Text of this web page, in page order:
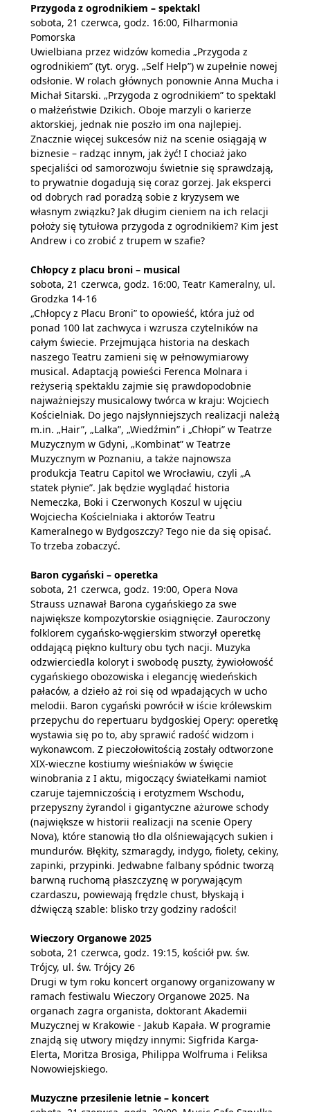
Przygoda z ogrodnikiem – spektakl
sobota, 21 czerwca, godz. 16:00, Filharmonia
Pomorska
Uwielbiana przez widzów komedia „Przygoda z
ogrodnikiem” (tyt. oryg. „Self Help”) w zupełnie nowej
odsłonie. W rolach głównych ponownie Anna Mucha i
Michał Sitarski. „Przygoda z ogrodnikiem” to spektakl
o małżeństwie Dzikich. Oboje marzyli o karierze
aktorskiej, jednak nie poszło im ona najlepiej.
Znacznie więcej sukcesów niż na scenie osiągają w
biznesie – radząc innym, jak żyć! I chociaż jako
specjaliści od samorozwoju świetnie się sprawdzają,
to prywatnie dogadują się coraz gorzej. Jak eksperci
od dobrych rad poradzą sobie z kryzysem we
własnym związku? Jak długim cieniem na ich relacji
położy się tytułowa przygoda z ogrodnikiem? Kim jest
Andrew i co zrobić z trupem w szafie?
Chłopcy z placu broni – musical
sobota, 21 czerwca, godz. 16:00, Teatr Kameralny, ul.
Grodzka 14-16
„Chłopcy z Placu Broni” to opowieść, która już od
ponad 100 lat zachwyca i wzrusza czytelników na
całym świecie. Przejmująca historia na deskach
naszego Teatru zamieni się w pełnowymiarowy
musical. Adaptacją powieści Ferenca Molnara i
reżyserią spektaklu zajmie się prawdopodobnie
najważniejszy musicalowy twórca w kraju: Wojciech
Kościelniak. Do jego najsłynniejszych realizacji należą
m.in. „Hair”, „Lalka”, „Wiedźmin” i „Chłopi” w Teatrze
Muzycznym w Gdyni, „Kombinat” w Teatrze
Muzycznym w Poznaniu, a także najnowsza
produkcja Teatru Capitol we Wrocławiu, czyli „A
statek płynie”. Jak będzie wyglądać historia
Nemeczka, Boki i Czerwonych Koszul w ujęciu
Wojciecha Kościelniaka i aktorów Teatru
Kameralnego w Bydgoszczy? Tego nie da się opisać.
To trzeba zobaczyć.
Baron cygański – operetka
sobota, 21 czerwca, godz. 19:00, Opera Nova
Strauss uznawał Barona cygańskiego za swe
największe kompozytorskie osiągnięcie. Zauroczony
folklorem cygańsko-węgierskim stworzył operetkę
oddającą piękno kultury obu tych nacji. Muzyka
odzwierciedla koloryt i swobodę puszty, żywiołowość
cygańskiego obozowiska i elegancję wiedeńskich
pałaców, a dzieło aż roi się od wpadających w ucho
melodii. Baron cygański powrócił w iście królewskim
przepychu do repertuaru bydgoskiej Opery: operetkę
wystawia się po to, aby sprawić radość widzom i
wykonawcom. Z pieczołowitością zostały odtworzone
XIX-wieczne kostiumy wieśniaków w święcie
winobrania z I aktu, migoczący światełkami namiot
czaruje tajemniczością i erotyzmem Wschodu,
przepyszny żyrandol i gigantyczne ażurowe schody
(największe w historii realizacji na scenie Opery
Nova), które stanowią tło dla olśniewających sukien i
mundurów. Błękity, szmaragdy, indygo, fiolety, cekiny,
zapinki, przypinki. Jedwabne falbany spódnic tworzą
barwną ruchomą płaszczyznę w porywającym
czardaszu, powiewają frędzle chust, błyskają i
dźwięczą szable: blisko trzy godziny radości!
Wieczory Organowe 2025
sobota, 21 czerwca, godz. 19:15, kościół pw. św.
Trójcy, ul. św. Trójcy 26
Drugi w tym roku koncert organowy organizowany w
ramach festiwalu Wieczory Organowe 2025. Na
organach zagra organista, doktorant Akademii
Muzycznej w Krakowie - Jakub Kapała. W programie
znajdą się utwory między innymi: Sigfrida Karga-
Elerta, Moritza Brosiga, Philippa Wolfruma i Feliksa
Nowowiejskiego.
Muzyczne przesilenie letnie – koncert